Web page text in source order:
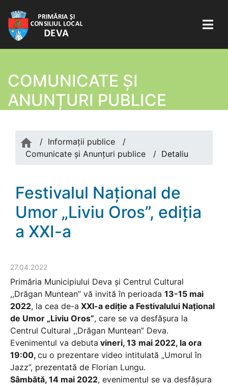
COMUNICATE ŞI
ANUNȚURI PUBLICE
/ Informații publice
/
Comunicate şi Anunțuri publice
/ Detaliu
Festivalul Național de
Umor „Liviu Oros”, ediția
a XXI-a
27.04.2022
Primăria Municipiului Deva și Centrul Cultural
,,Drăgan Muntean” vă invită în perioada 13-15 mai
2022, la cea de-a XXI-a ediție a Festivalului Național
de Umor „Liviu Oros”, care se va desfășura la
Centrul Cultural ,,Drăgan Muntean” Deva.
Evenimentul va debuta vineri, 13 mai 2022, la ora
19:00, cu o prezentare video intitulată „Umorul în
Jazz”, prezentată de Florian Lungu.
Sâmbătă, 14 mai 2022, evenimentul se va desfășura